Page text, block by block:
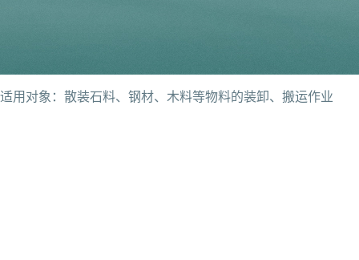
适用对象：散装石料、钢材、木料等物料的装卸、搬运作业